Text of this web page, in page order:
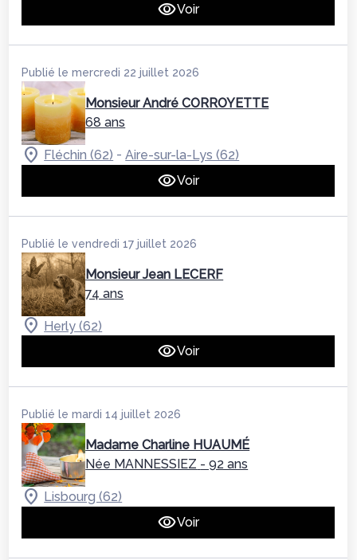
Voir
Publié le mercredi 22 juillet 2026
Monsieur André CORROYETTE
68 ans
Fléchin (62) - Aire-sur-la-Lys (62)
Voir
Publié le vendredi 17 juillet 2026
Monsieur Jean LECERF
74 ans
Herly (62)
Voir
Publié le mardi 14 juillet 2026
Madame Charline HUAUMÉ
Née MANNESSIEZ - 92 ans
Lisbourg (62)
Voir